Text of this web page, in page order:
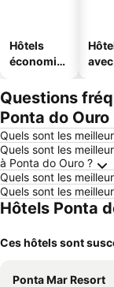
Hôtels
économiq
avec
Questions
Ponta do Ouro
Quels sont les
Quels sont les
à Ponta do Ouro ?
Quels sont les
Quels sont les
Hôtels Ponta
Ces hôtels sont
Ponta Mar Resort